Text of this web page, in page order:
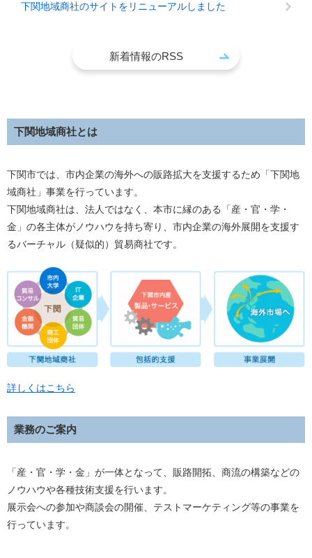
下関地域商社のサイトをリニューアルしました
新着情報のRSS
下関地域商社とは
下関市では、市内企業の海外への販路拡大を支援するため「下関地
域商社」事業を行っています。
下関地域商社は、法人ではなく、本市に縁のある「産・官・学・
金」の各主体がノウハウを持ち寄り、市内企業の海外展開を支援す
るバーチャル（疑似的）貿易商社です。
詳しくはこちら
業務のご案内
「産・官・学・金」が一体となって、販路開拓、商流の構築などの
ノウハウや各種技術支援を行います。
展示会への参加や商談会の開催、テストマーケティング等の事業を
行っています。